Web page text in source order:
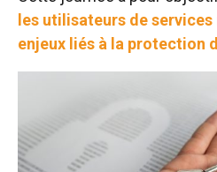
les utilisateurs de
enjeux liés à la protection